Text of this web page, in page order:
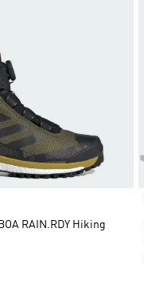
RAIN.RDY Hiking